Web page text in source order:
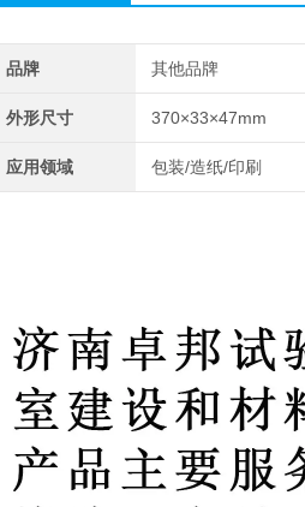
品牌 其他品牌
外形尺寸 370×33×47mm
应用领域 包装/造纸/印刷